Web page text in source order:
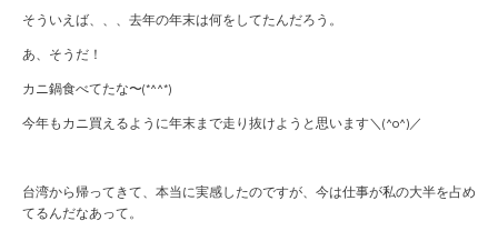
そういえば、、、去年の年末は何をしてたんだろう。
あ、そうだ！
カニ鍋食べてたな〜(*^^*)
今年もカニ買えるように年末まで走り抜けようと思います＼(^o^)／
台湾から帰ってきて、本当に実感したのですが、今は仕事が私の大半を占め
てるんだなあって。